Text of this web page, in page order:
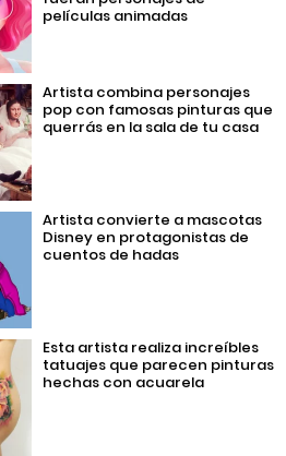
películas animadas
Artista combina personajes
pop con famosas pinturas que
querrás en la sala de tu casa
Artista convierte a mascotas
Disney en protagonistas de
cuentos de hadas
Esta artista realiza increíbles
tatuajes que parecen pinturas
hechas con acuarela